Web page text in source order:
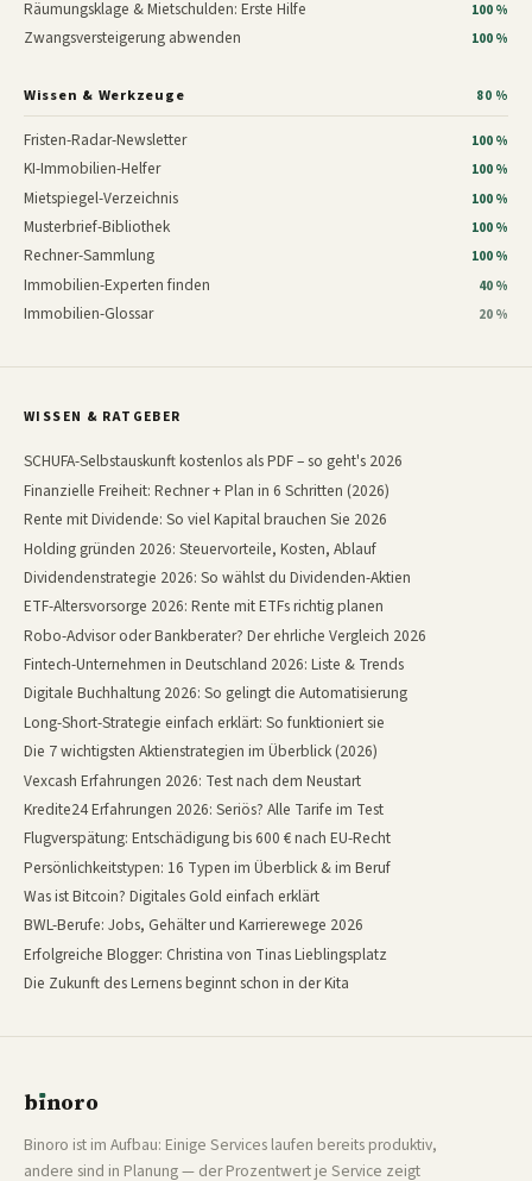
Räumungsklage & Mietschulden: Erste Hilfe 100 %
Zwangsversteigerung abwenden 100 %
Wissen & Werkzeuge 80 %
Fristen-Radar-Newsletter 100 %
KI-Immobilien-Helfer 100 %
Mietspiegel-Verzeichnis 100 %
Musterbrief-Bibliothek 100 %
Rechner-Sammlung 100 %
Immobilien-Experten finden 40 %
Immobilien-Glossar 20 %
WISSEN & RATGEBER
SCHUFA-Selbstauskunft kostenlos als PDF – so geht's 2026
Finanzielle Freiheit: Rechner + Plan in 6 Schritten (2026)
Rente mit Dividende: So viel Kapital brauchen Sie 2026
Holding gründen 2026: Steuervorteile, Kosten, Ablauf
Dividendenstrategie 2026: So wählst du Dividenden-Aktien
ETF-Altersvorsorge 2026: Rente mit ETFs richtig planen
Robo-Advisor oder Bankberater? Der ehrliche Vergleich 2026
Fintech-Unternehmen in Deutschland 2026: Liste & Trends
Digitale Buchhaltung 2026: So gelingt die Automatisierung
Long-Short-Strategie einfach erklärt: So funktioniert sie
Die 7 wichtigsten Aktienstrategien im Überblick (2026)
Vexcash Erfahrungen 2026: Test nach dem Neustart
Kredite24 Erfahrungen 2026: Seriös? Alle Tarife im Test
Flugverspätung: Entschädigung bis 600 € nach EU-Recht
Persönlichkeitstypen: 16 Typen im Überblick & im Beruf
Was ist Bitcoin? Digitales Gold einfach erklärt
BWL-Berufe: Jobs, Gehälter und Karrierewege 2026
Erfolgreiche Blogger: Christina von Tinas Lieblingsplatz
Die Zukunft des Lernens beginnt schon in der Kita
bınoro
Binoro ist im Aufbau: Einige Services laufen bereits produktiv,
andere sind in Planung — der Prozentwert je Service zeigt